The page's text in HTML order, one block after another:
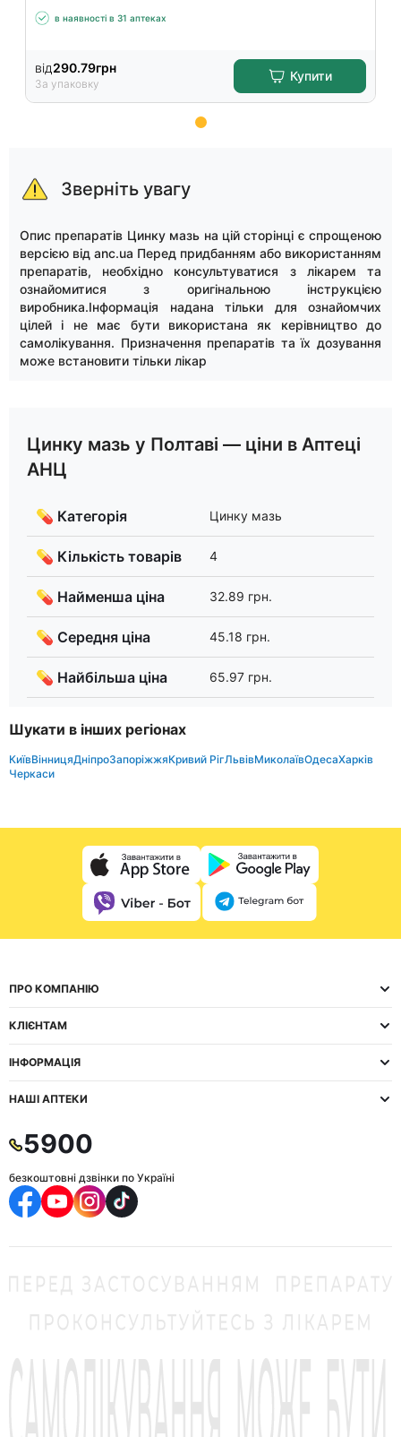
в наявності в 31 аптеках
від290.79грн
За упаковку
Купити
15
Зверніть увагу
Опис препаратів Цинку мазь на цій сторінці є спрощеною
версією від anc.ua Перед придбанням або використанням
препаратів, необхідно консультуватися з лікарем та
ознайомитися з оригінальною інструкцією
виробника.Інформація надана тільки для ознайомчих
цілей і не має бути використана як керівництво до
самолікування. Призначення препаратів та їх дозування
може встановити тільки лікар
Цинку мазь у Полтаві — ціни в Аптеці
АНЦ
💊 Категорія Цинку мазь
💊 Кількість товарів 4
💊 Найменша ціна 32.89 грн.
💊 Середня ціна 45.18 грн.
💊 Найбільша ціна 65.97 грн.
Шукати в інших регіонах
КиївВінницяДніпроЗапоріжжяКривий РігЛьвівМиколаївОдесаХарків
Черкаси
ПРО КОМПАНІЮ
КЛІЄНТАМ
ІНФОРМАЦІЯ
НАШІ АПТЕКИ
5900
безкоштовні дзвінки по Україні